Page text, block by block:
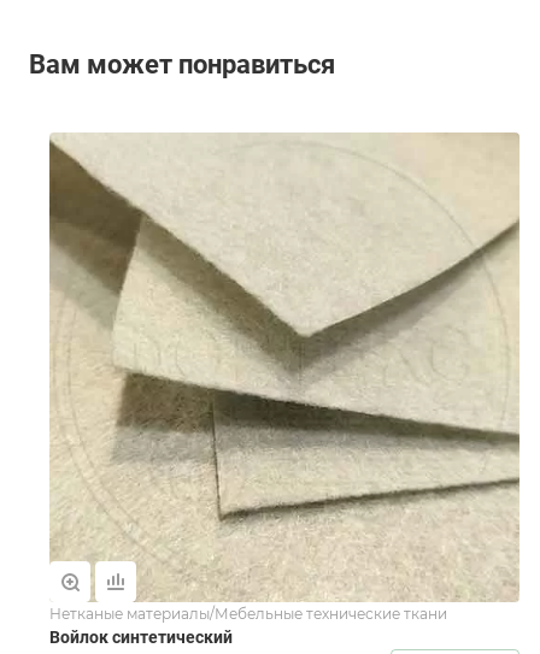
Вам может понравиться
Нетканые материалы/Мебельные технические ткани
Войлок синтетический